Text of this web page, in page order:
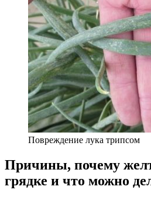
Повреждение лука трипсом
Причины, почему
грядке и что можно